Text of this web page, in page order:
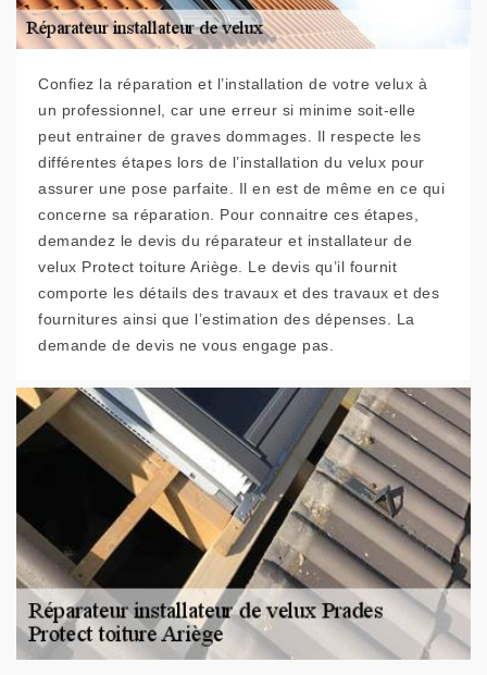
Confiez la réparation et l’installation de votre velux à
un professionnel, car une erreur si minime soit-elle
peut entrainer de graves dommages. Il respecte les
différentes étapes lors de l’installation du velux pour
assurer une pose parfaite. Il en est de même en ce qui
concerne sa réparation. Pour connaitre ces étapes,
demandez le devis du réparateur et installateur de
velux Protect toiture Ariège. Le devis qu’il fournit
comporte les détails des travaux et des travaux et des
fournitures ainsi que l’estimation des dépenses. La
demande de devis ne vous engage pas.